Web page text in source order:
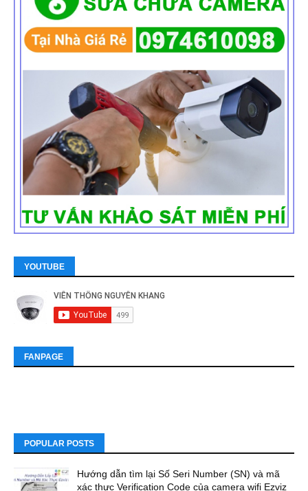
YOUTUBE
FANPAGE
POPULAR POSTS
Hướng dẫn tìm lại Số Seri Number (SN) và mã
xác thực Verification Code của camera wifi Ezviz